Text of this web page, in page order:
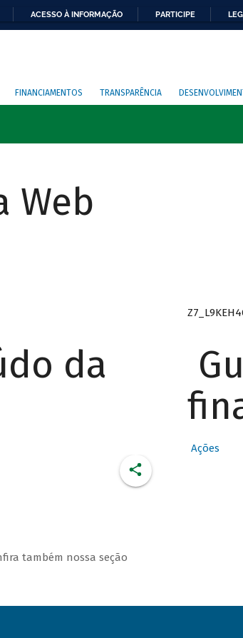
ACESSO À INFORMAÇÃO PARTICIPE
FINANCIAMENTOS TRANSPARÊNCIA
Web
da
também nossa seção
Ações